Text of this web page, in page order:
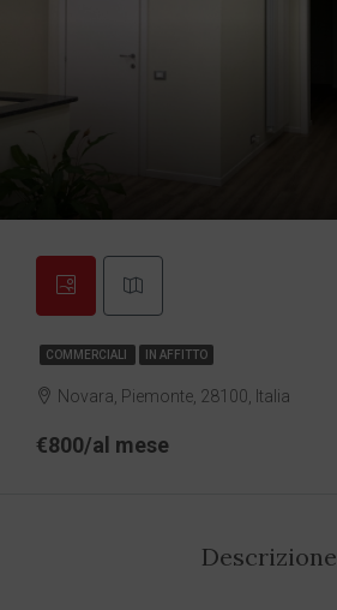
COMMERCIALI IN AFFITTO
Novara, Piemonte, 28100, Italia
€800/al mese
Descrizione